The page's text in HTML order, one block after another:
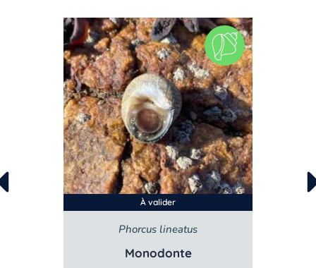
À valider
Phorcus lineatus
Monodonte